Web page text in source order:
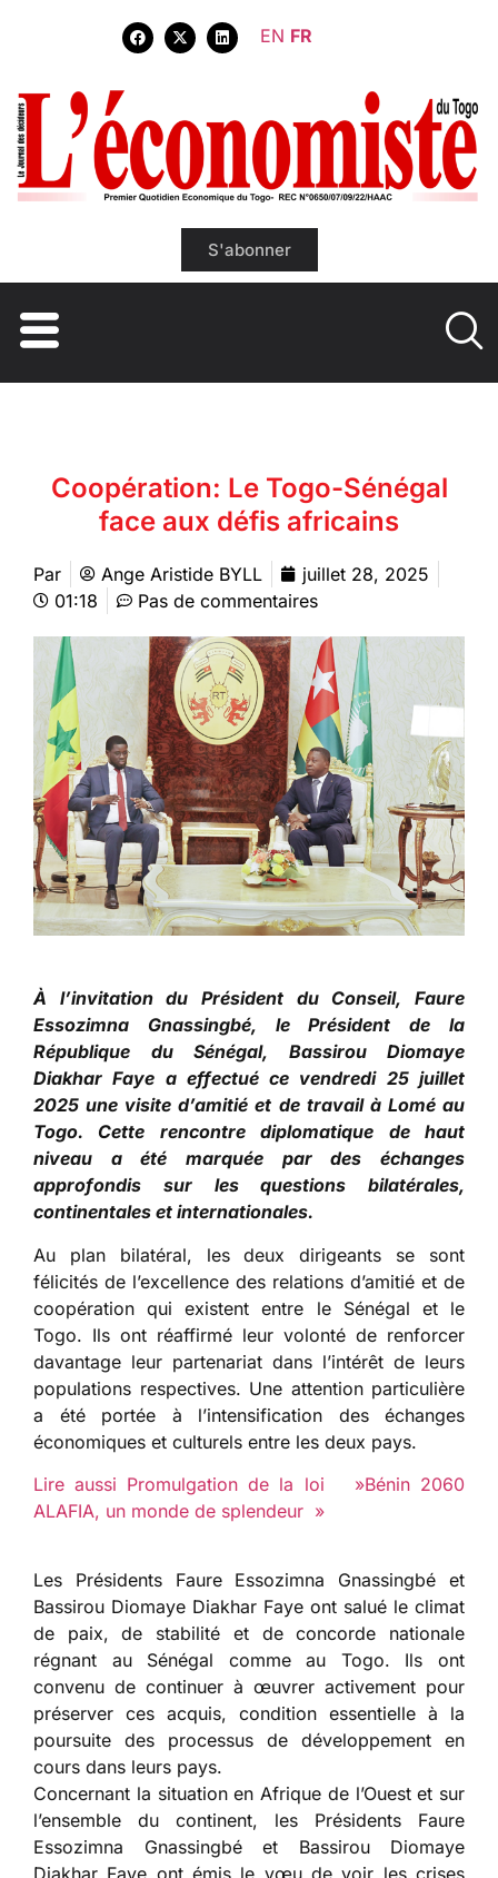
EN FR
S'abonner
Coopération: Le Togo-Sénégal
face aux défis africains
Par Ange Aristide BYLL
juillet 28, 2025
01:18
Pas de commentaires
À l’invitation du Président du Conseil, Faure
Essozimna Gnassingbé, le Président de la
République du Sénégal, Bassirou Diomaye
Diakhar Faye a effectué ce vendredi 25 juillet
2025 une visite d’amitié et de travail à Lomé au
Togo. Cette rencontre diplomatique de haut
niveau a été marquée par des échanges
approfondis sur les questions bilatérales,
continentales et internationales.
Au plan bilatéral, les deux dirigeants se sont
félicités de l’excellence des relations d’amitié et de
coopération qui existent entre le Sénégal et le
Togo. Ils ont réaffirmé leur volonté de renforcer
davantage leur partenariat dans l’intérêt de leurs
populations respectives. Une attention particulière
a été portée à l’intensification des échanges
économiques et culturels entre les deux pays.
Lire aussi Promulgation de la loi »Bénin 2060
ALAFIA, un monde de splendeur »
Les Présidents Faure Essozimna Gnassingbé et
Bassirou Diomaye Diakhar Faye ont salué le climat
de paix, de stabilité et de concorde nationale
régnant au Sénégal comme au Togo. Ils ont
convenu de continuer à œuvrer activement pour
préserver ces acquis, condition essentielle à la
poursuite des processus de développement en
cours dans leurs pays.
Concernant la situation en Afrique de l’Ouest et sur
l’ensemble du continent, les Présidents Faure
Essozimna Gnassingbé et Bassirou Diomaye